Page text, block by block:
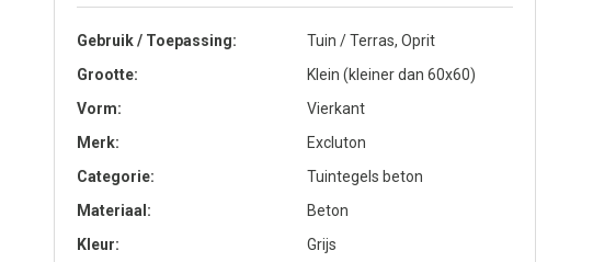
Gebruik / Toepassing
Tuin / Terras, Oprit
Grootte
Klein (kleiner dan 60x60)
Vorm
Vierkant
Merk
Excluton
Categorie
Tuintegels beton
Materiaal
Beton
Kleur
Grijs